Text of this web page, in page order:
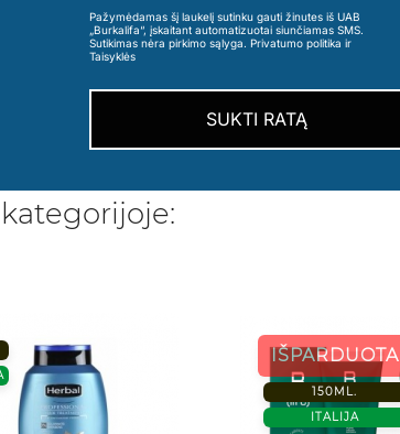
IŠPARDUOTA
150ML.
ITALIJA
Pažymėdamas šį laukelį sutinku gauti žinutes iš UAB
„Burkalifa“, įskaitant automatizuotai siunčiamas SMS.
Sutikimas nėra pirkimo sąlyga. Privatumo politika ir
Taisyklės
SUKTI RATĄ